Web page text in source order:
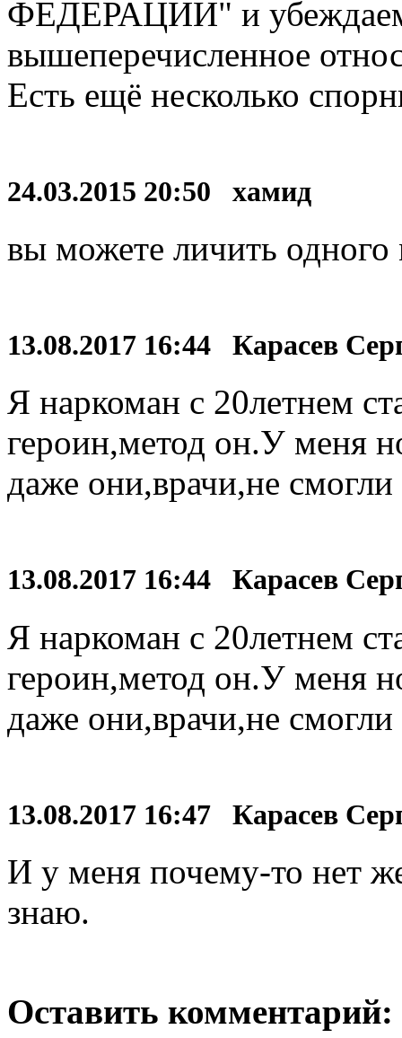
ФЕДЕРАЦИИ" и
вышеперечисленное
Есть ещё несколько
24.03.2015 20:50 хамид
вы можете личить одного
13.08.2017 16:44 Карасев
Я наркоман с 20летнем
героин,метод он.У меня
даже они,врачи,не
13.08.2017 16:44 Карасев
Я наркоман с 20летнем
героин,метод он.У меня
даже они,врачи,не
13.08.2017 16:47 Карасев
И у меня почему-то нет
знаю.
Оставить комментарий: